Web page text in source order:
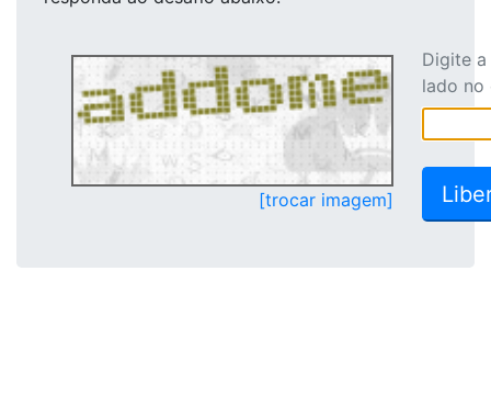
[trocar imagem]
Digite
lado no